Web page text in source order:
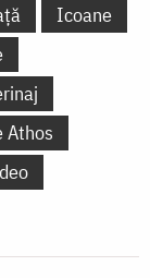
Icoane
Athos